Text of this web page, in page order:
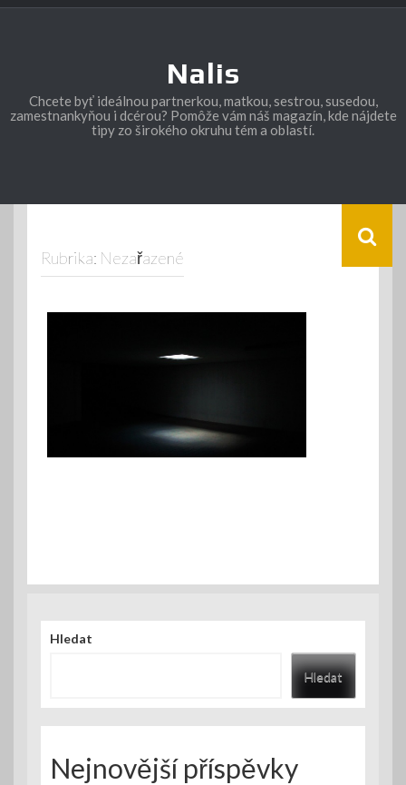
Skip
Nalis
Chcete byť ideálnou partnerkou, matkou, sestrou, susedou,
zamestnankyňou i dcérou? Pomôže vám náš magazín, kde nájdete
tipy zo širokého okruhu tém a oblastí.
Rubrika: Nezařazené
Hledat
Hledat
Nejnovější příspěvky